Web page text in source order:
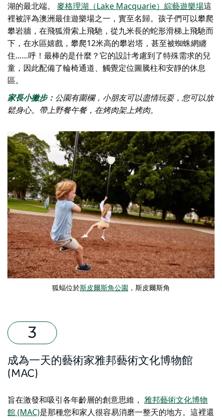
湖的最北端。 麥格理湖（Lake Macquarie）綜藝遊樂場這
裡被評為澳洲最佳遊樂場之一，實至名歸。孩子們可以攀爬
攀岩牆，在飛狐滑索上飛馳，從九米長的蛇形滑梯上飛馳而
下，在水區嬉戲，攀爬12米高的攀岩塔，甚至被蜘蛛網纏
住……呼！最棒的是什麼？它的設計考慮到了特殊需求的兒
童，因此配備了輪椅通道、觸覺定位圖騰柱和安靜的休息
區。
家長小撇步： 公園有圍欄，小朋友可以盡情玩耍，您可以放
鬆身心。帶上野餐午餐，在烤肉架上烤肉。
狐蝠位於斯皮爾斯角公園 ，斯皮爾斯角
成為一天的藝術家雅邦藝術文化博物館
(MAC)
旨在激發和吸引各年齡層的創意思維， 雅邦藝術文化博物
館 (MAC)是那種您和家人很容易消磨一整天的地方。這裡還